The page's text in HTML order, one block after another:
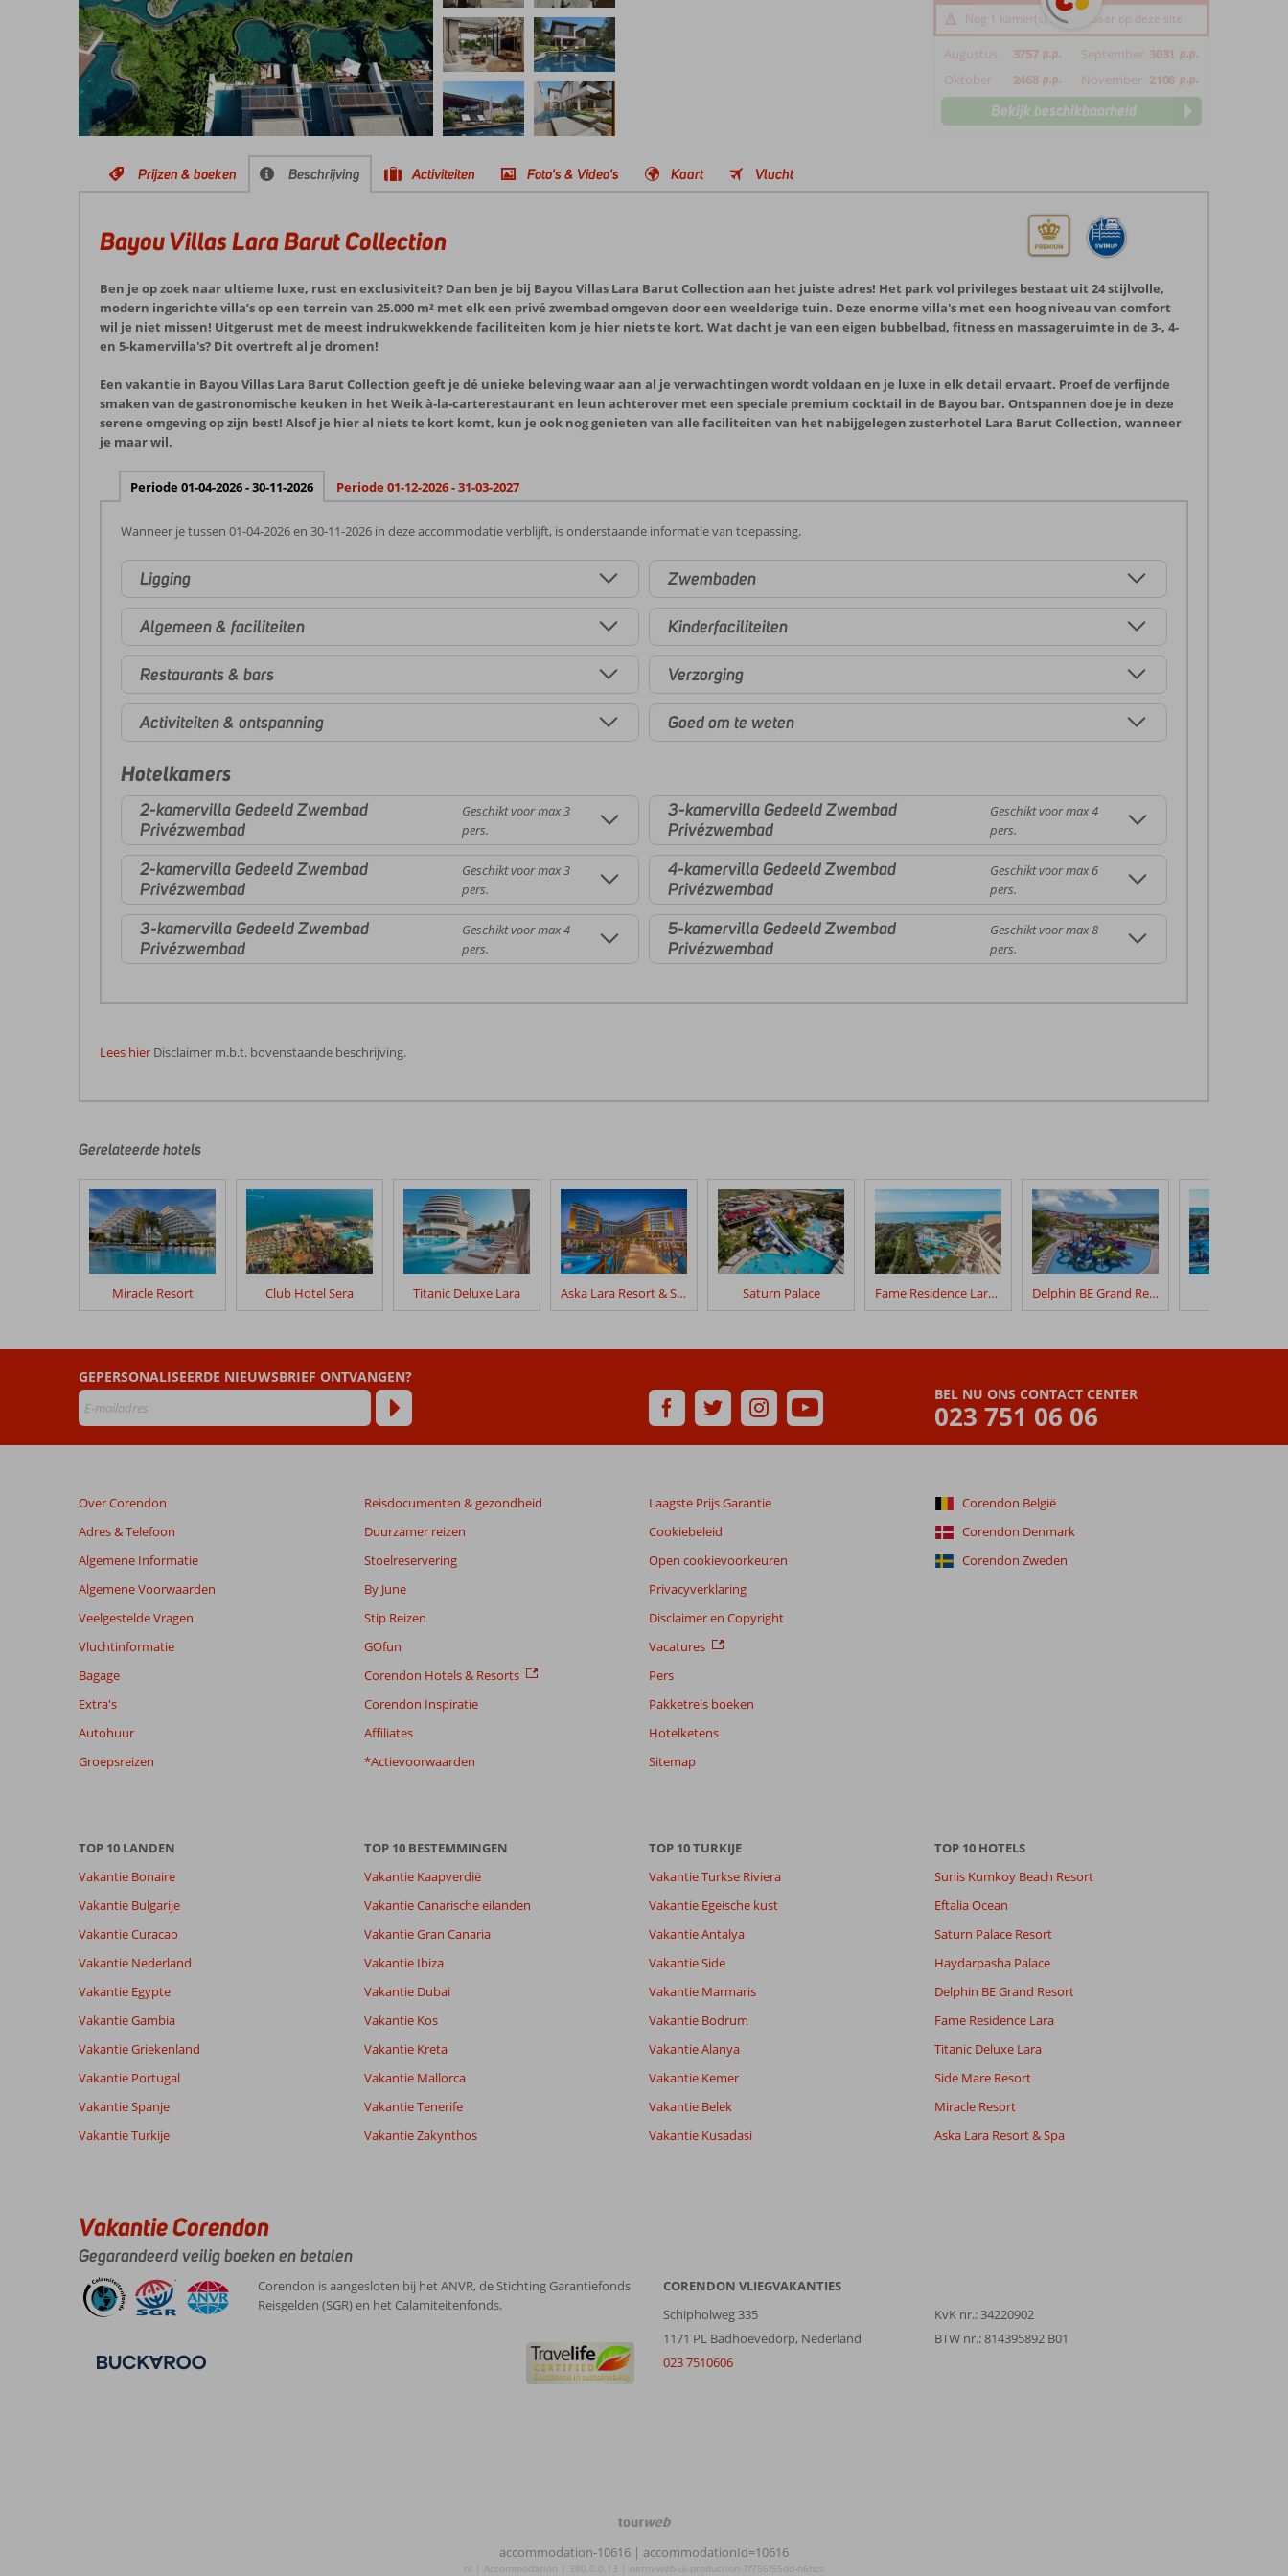
Nog 1 kamer(s) beschikbaar op deze site
Augustus 3757 p.p. September 3031 p.p.
Oktober 2468 p.p. November 2108 p.p.
Bekijk beschikbaarheid
Prijzen & boeken Beschrijving Activiteiten Foto's & Video's Kaart Vlucht
Bayou Villas Lara Barut Collection
Ben je op zoek naar ultieme luxe, rust en exclusiviteit? Dan ben je bij Bayou Villas Lara Barut Collection aan het juiste adres! Het park vol privileges bestaat uit 24 stijlvolle,
modern ingerichte villa’s op een terrein van 25.000 m² met elk een privé zwembad omgeven door een weelderige tuin. Deze enorme villa's met een hoog niveau van comfort
wil je niet missen! Uitgerust met de meest indrukwekkende faciliteiten kom je hier niets te kort. Wat dacht je van een eigen bubbelbad, fitness en massageruimte in de 3-, 4-
en 5-kamervilla's? Dit overtreft al je dromen!
Een vakantie in Bayou Villas Lara Barut Collection geeft je dé unieke beleving waar aan al je verwachtingen wordt voldaan en je luxe in elk detail ervaart. Proef de verfijnde
smaken van de gastronomische keuken in het Weik à-la-carterestaurant en leun achterover met een speciale premium cocktail in de Bayou bar. Ontspannen doe je in deze
serene omgeving op zijn best! Alsof je hier al niets te kort komt, kun je ook nog genieten van alle faciliteiten van het nabijgelegen zusterhotel Lara Barut Collection, wanneer
je maar wil.
Periode 01-04-2026 - 30-11-2026 Periode 01-12-2026 - 31-03-2027
Wanneer je tussen 01-04-2026 en 30-11-2026 in deze accommodatie verblijft, is onderstaande informatie van toepassing.
Ligging
Algemeen & faciliteiten
Restaurants & bars
Activiteiten & ontspanning
Zwembaden
Kinderfaciliteiten
Verzorging
Goed om te weten
Hotelkamers
2-kamervilla Gedeeld Zwembad
Privézwembad
Geschikt voor max 3
pers.
2-kamervilla Gedeeld Zwembad
Privézwembad
Geschikt voor max 3
pers.
3-kamervilla Gedeeld Zwembad
Privézwembad
Geschikt voor max 4
pers.
3-kamervilla Gedeeld Zwembad
Privézwembad
Geschikt voor max 4
pers.
4-kamervilla Gedeeld Zwembad
Privézwembad
Geschikt voor max 6
pers.
5-kamervilla Gedeeld Zwembad
Privézwembad
Geschikt voor max 8
pers.
Lees hier Disclaimer m.b.t. bovenstaande beschrijving.
door
klanten
geschreven
na
hun
verblijf
Bayou
Collection
Beoordelingen
die
dan
48
maanden
worden
meer
weergegeven
de
te
over
onze
beoordelingen.
Gerelateerde hotels
Miracle Resort Club Hotel Sera Titanic Deluxe Lara Aska Lara Resort & Spa Saturn Palace Fame Residence Lara & Spa Delphin BE Grand Resort
BEL NU ONS CONTACT CENTER
023 751 06 06
GEPERSONALISEERDE NIEUWSBRIEF ONTVANGEN?
Over Corendon
Adres & Telefoon
Algemene Informatie
Algemene Voorwaarden
Veelgestelde Vragen
Vluchtinformatie
Bagage
Extra's
Autohuur
Groepsreizen
Reisdocumenten & gezondheid
Duurzamer reizen
Stoelreservering
By June
Stip Reizen
GOfun
Corendon Hotels & Resorts
Corendon Inspiratie
Affiliates
*Actievoorwaarden
Laagste Prijs Garantie
Cookiebeleid
Open cookievoorkeuren
Privacyverklaring
Disclaimer en Copyright
Vacatures
Pers
Pakketreis boeken
Hotelketens
Sitemap
Corendon België
Corendon Denmark
Corendon Zweden
TOP 10 LANDEN
Vakantie Bonaire
Vakantie Bulgarije
Vakantie Curacao
Vakantie Nederland
Vakantie Egypte
Vakantie Gambia
Vakantie Griekenland
Vakantie Portugal
Vakantie Spanje
Vakantie Turkije
TOP 10 BESTEMMINGEN
Vakantie Kaapverdië
Vakantie Canarische eilanden
Vakantie Gran Canaria
Vakantie Ibiza
Vakantie Dubai
Vakantie Kos
Vakantie Kreta
Vakantie Mallorca
Vakantie Tenerife
Vakantie Zakynthos
TOP 10 TURKIJE
Vakantie Turkse Riviera
Vakantie Egeische kust
Vakantie Antalya
Vakantie Side
Vakantie Marmaris
Vakantie Bodrum
Vakantie Alanya
Vakantie Kemer
Vakantie Belek
Vakantie Kusadasi
TOP 10 HOTELS
Sunis Kumkoy Beach Resort
Eftalia Ocean
Saturn Palace Resort
Haydarpasha Palace
Delphin BE Grand Resort
Fame Residence Lara
Titanic Deluxe Lara
Side Mare Resort
Miracle Resort
Aska Lara Resort & Spa
Vakantie Corendon
Gegarandeerd veilig boeken en betalen
Corendon is aangesloten bij het ANVR, de Stichting Garantiefonds
Reisgelden (SGR) en het Calamiteitenfonds.
CORENDON VLIEGVAKANTIES
Schipholweg 335
1171 PL Badhoevedorp, Nederland
023 7510606
KvK nr.: 34220902
BTW nr.: 814395892 B01
TourWeb
NetMatch
accommodation-10616 | accommodationId=10616
nl | Accommodation | 380.0.0.13 | netm-web-ui-production-7f756f55dd-n6hzs